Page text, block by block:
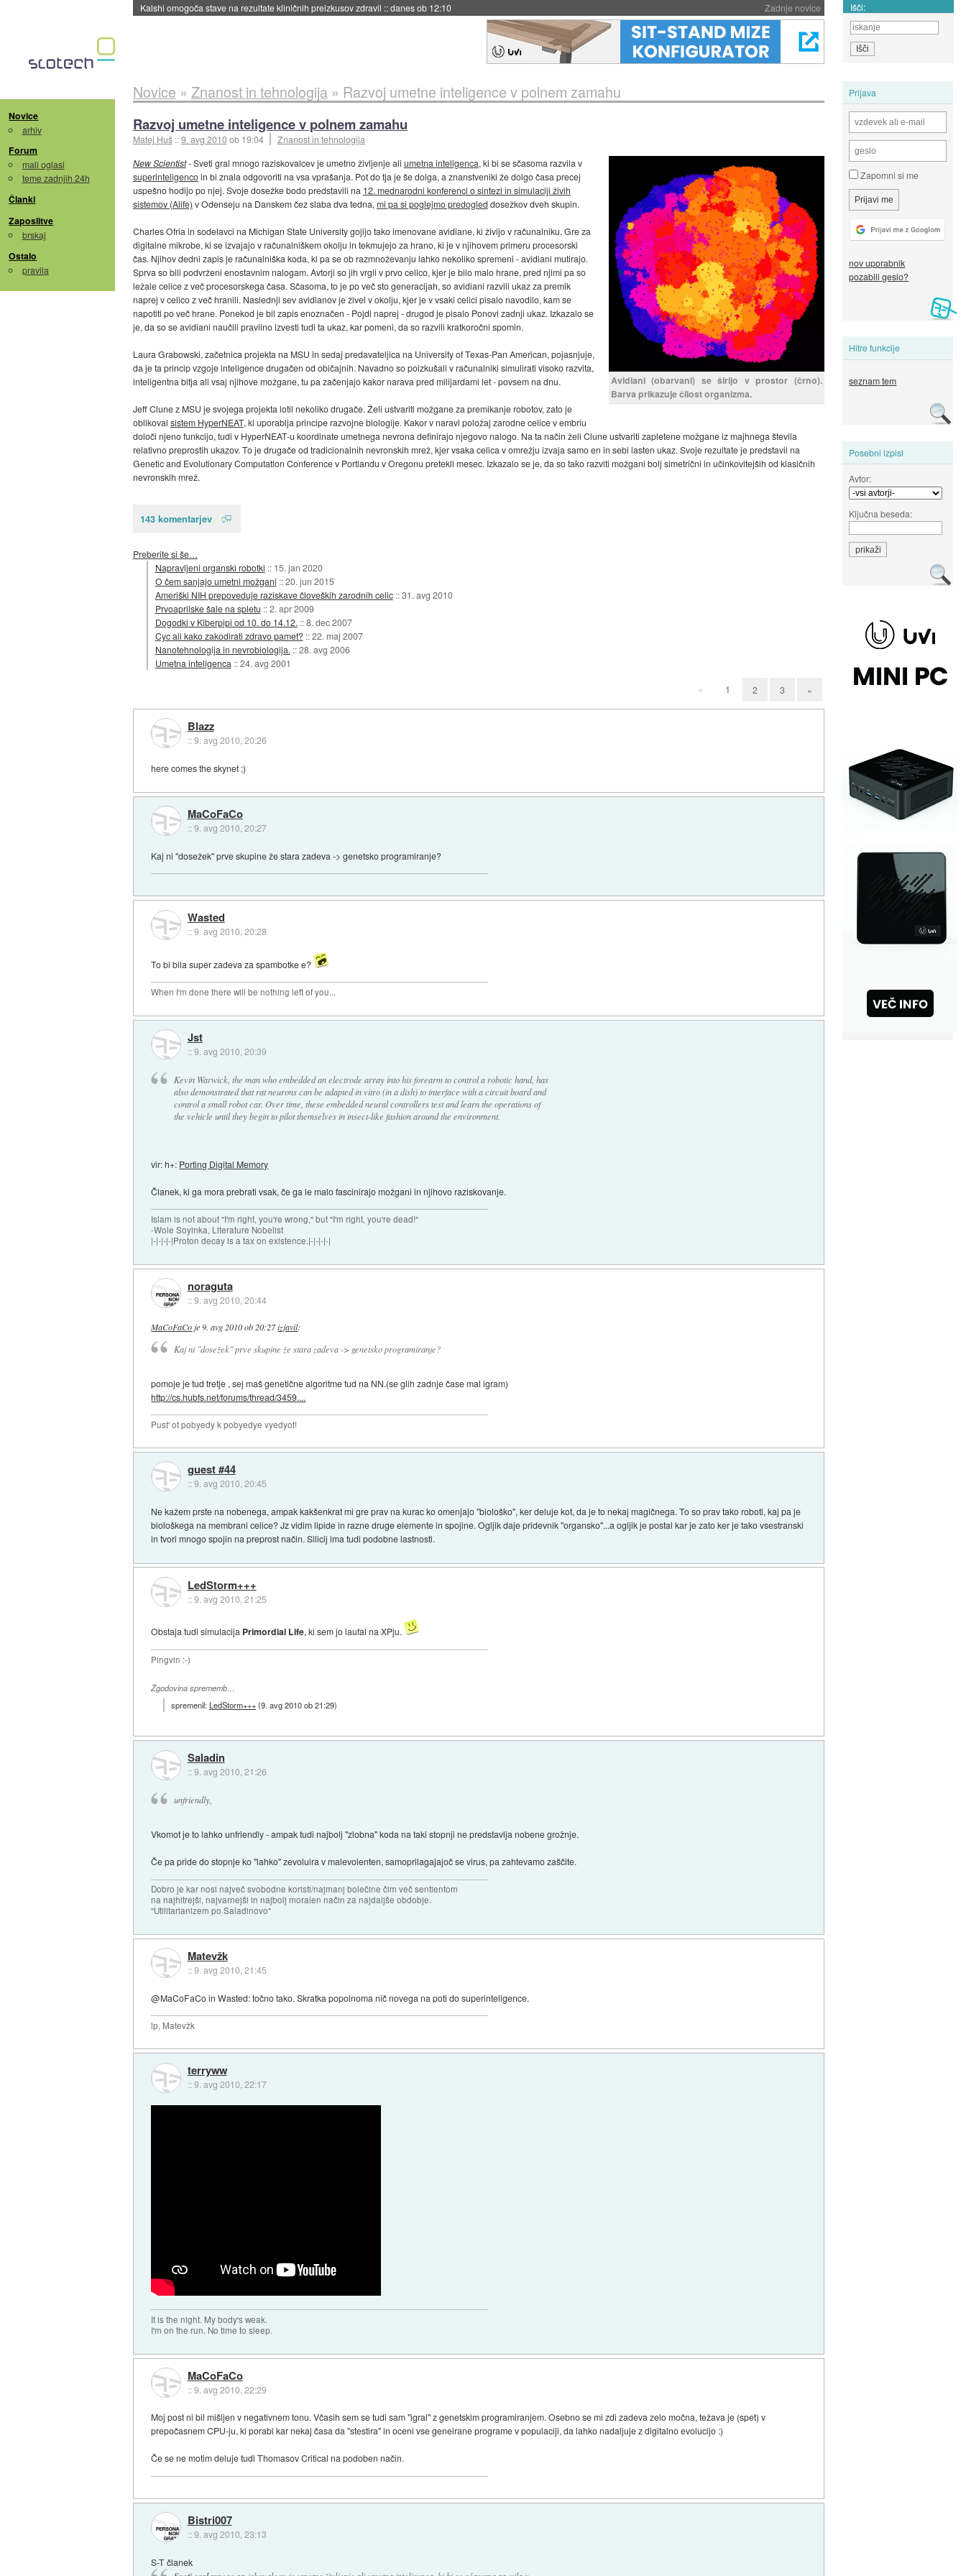
Zadnje novice
Sandisk že prodal več kot polovico SSD-jev za naslednji dve leti::danes ob 11:37 Išči:
Novice
arhiv
Forum
mali oglasi
teme zadnjih 24h
Članki
Zaposlitve
brskaj
Ostalo
pravila
Prijava
Zapomni si me
nov uporabnik
pozabili geslo?
Hitre funkcije
seznam tem
Posebni izpisi
Avtor:
Ključna beseda:
Novice » Znanost in tehnologija» Razvoj umetne inteligence v polnem zamahu
Razvoj umetne inteligence v polnem zamahu
Matej Huš ::9. avg 2010ob 19:04 Znanost in tehnologija
Avidiani (obarvani) se širijo v prostor (črno).
Barva prikazuje čilost organizma.
New Scientist- Sveti gral mnogo raziskovalcev je umetno življenje ali umetna inteligenca, ki bi se sčasoma razvila v
superinteligencoin bi znala odgovoriti na vsa vprašanja. Pot do tja je še dolga, a znanstveniki že dolgo časa precej
uspešno hodijo po njej. Svoje dosežke bodo predstavili na 12. mednarodni konferenci o sintezi in simulaciji živih
sistemov (Alife) v Odenseju na Danskem čez slaba dva tedna, mi pa si poglejmo predogled dosežkov dveh skupin.
Charles Ofria in sodelavci na Michigan State University gojijo tako imenovane avidiane, ki živijo v računalniku. Gre za
digitalne mikrobe, ki se izvajajo v računalniškem okolju in tekmujejo za hrano, ki je v njihovem primeru procesorski
čas. Njihov dedni zapis je računalniška koda, ki pa se ob razmnoževanju lahko nekoliko spremeni - avidiani mutirajo.
Sprva so bili podvrženi enostavnim nalogam. Avtorji so jih vrgli v prvo celico, kjer je bilo malo hrane, pred njimi pa so
ležale celice z več procesorskega časa. Sčasoma, to je po več sto generacijah, so avidiani razvili ukaz za premik
naprej v celico z več hranili. Naslednji sev avidianov je živel v okolju, kjer je v vsaki celici pisalo navodilo, kam se
napotiti po več hrane. Ponekod je bil zapis enoznačen - Pojdi naprej - drugod je pisalo Ponovi zadnji ukaz. Izkazalo se
je, da so se avidiani naučili pravilno izvesti tudi ta ukaz, kar pomeni, da so razvili kratkoročni spomin.
Laura Grabowski, začetnica projekta na MSU in sedaj predavateljica na University of Texas-Pan American, pojasnjuje,
da je ta princip vzgoje inteligence drugačen od običajnih. Navadno so poizkušali v računalniki simulirati visoko razvita,
inteligentna bitja ali vsaj njihove možgane, tu pa začenjajo kakor narava pred milijardami let - povsem na dnu.
Jeff Clune z MSU je svojega projekta lotil nekoliko drugače. Želi ustvariti možgane za premikanje robotov, zato je
oblikoval sistem HyperNEAT, ki uporablja principe razvojne biologije. Kakor v naravi položaj zarodne celice v embriu
določi njeno funkcijo, tudi v HyperNEAT-u koordinate umetnega nevrona definirajo njegovo nalogo. Na ta način želi Clune ustvariti zapletene možgane iz majhnega števila
relativno preprostih ukazov. To je drugače od tradicionalnih nevronskih mrež, kjer vsaka celica v omrežju izvaja samo en in sebi lasten ukaz. Svoje rezultate je predstavil na
Genetic and Evolutionary Computation Conference v Portlandu v Oregonu pretekli mesec. Izkazalo se je, da so tako razviti možgani bolj simetrični in učinkovitejših od klasičnih
nevronskih mrež.
143 komentarjev
Preberite si še…
Napravljeni organski robotki :: 15. jan 2020
O čem sanjajo umetni možgani ::20. jun 2015
Ameriški NIH prepoveduje raziskave človeških zarodnih celic ::31. avg 2010
Prvoaprilske šale na spletu ::2. apr 2009
Dogodki v Kiberpipi od 10. do 14.12. ::8. dec 2007
Cyc ali kako zakodirati zdravo pamet? ::22. maj 2007
Nanotehnologija in nevrobiologija. ::28. avg 2006
Umetna inteligenca ::24. avg 2001
« 1 2 3 »
Blazz
::9. avg 2010, 20:26
here comes the skynet ;)
MaCoFaCo
::9. avg 2010, 20:27
Kaj ni "dosežek" prve skupine že stara zadeva -> genetsko programiranje?
Wasted
::9. avg 2010, 20:28
To bi bila super zadeva za spambotke e?
When I'm done there will be nothing left of you...
Jst
::9. avg 2010, 20:39
Kevin Warwick, the man who embedded an electrode array into his forearm to control a robotic hand, has
also demonstrated that rat neurons can be adapted in vitro (in a dish) to interface with a circuit board and
control a small robot car. Over time, these embedded neural controllers test and learn the operations of
the vehicle until they begin to pilot themselves in insect-like fashion around the environment.
vir: h+: Porting Digital Memory
Članek, ki ga mora prebrati vsak, če ga le malo fascinirajo možgani in njihovo raziskovanje.
Islam is not about "I'm right, you're wrong," but "I'm right, you're dead!"
-Wole Soyinka, Literature Nobelist
|-|-|-|-|Proton decay is a tax on existence.|-|-|-|-|
noraguta
::9. avg 2010, 20:44
MaCoFaCoje9. avg 2010 ob 20:27izjavil:
Kaj ni "dosežek" prve skupine že stara zadeva -> genetsko programiranje?
pomoje je tud tretje , sej maš genetične algoritme tud na NN.(se glih zadnje čase mal igram)
http://cs.hubfs.net/forums/thread/3459....
Pust' ot pobyedy k pobyedye vyedyot!
guest #44
::9. avg 2010, 20:45
Ne kažem prste na nobenega, ampak kakšenkrat mi gre prav na kurac ko omenjajo "biološko", ker deluje kot, da je to nekaj magičnega. To so prav tako roboti, kaj pa je
biološkega na membrani celice? Jz vidim lipide in razne druge elemente in spojine. Ogljik daje pridevnik "organsko"...a ogljik je postal kar je zato ker je tako vsestranski
in tvori mnogo spojin na preprost način. Silicij ima tudi podobne lastnosti.
LedStorm+++
::9. avg 2010, 21:25
Obstaja tudi simulacija Primordial Life, ki sem jo laufal na XPju.
Pingvin :-)
Zgodovina sprememb…
spremenil:LedStorm+++(9. avg 2010 ob 21:29)
Saladin
::9. avg 2010, 21:26
unfriendly,
Vkomot je to lahko unfriendly - ampak tudi najbolj "zlobna" koda na taki stopnji ne predstavlja nobene grožnje.
Če pa pride do stopnje ko "lahko" zevoluira v malevolenten, samoprilagajajoč se virus, pa zahtevamo zaščite.
Dobro je kar nosi največ svobodne koristi/najmanj bolečine čim več sentientom
na najhitrejši, najvarnejši in najbolj moralen način za najdaljše obdobje.
"Utilitarianizem po Saladinovo"
Matevžk
::9. avg 2010, 21:45
@MaCoFaCo in Wasted: točno tako. Skratka popolnoma nič novega na poti do superinteligence.
lp, Matevžk
terryww
::9. avg 2010, 22:17
It is the night. My body's weak.
I'm on the run. No time to sleep.
MaCoFaCo
::9. avg 2010, 22:29
Moj post ni bil mišljen v negativnem tonu. Včasih sem se tudi sam "igral" z genetskim programiranjem. Osebno se mi zdi zadeva zelo močna, težava je (spet) v
prepočasnem CPU-ju, ki porabi kar nekaj časa da "stestira" in oceni vse geneirane programe v populaciji, da lahko nadaljuje z digitalno evolucijo :)
Če se ne motim deluje tudi Thomasov Critical na podoben način.
Bistri007
::9. avg 2010, 23:13
S-T članek